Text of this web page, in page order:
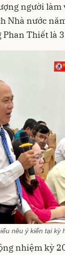
người làm
Nhà nước
Phan Thiết là
nêu ý kiến tại kỳ
nhiệm kỳ